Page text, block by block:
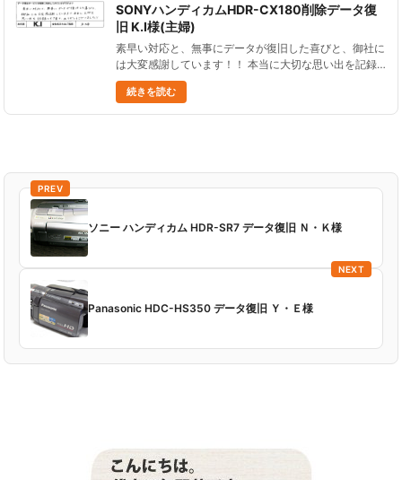
SONYハンディカムHDR-CX180削除データ復
旧 K.I様(主婦)
素早い対応と、無事にデータが復旧した喜びと、御社に
は大変感謝しています！！ 本当に大切な思い出を記録
して頂き、ありがとうございました！！ SONYハンディ
カムHDR-CX180削除データ復旧 K.I様(主婦) &nbsp......
続きを読む
PREV
ソニー ハンディカム HDR-SR7 データ復旧 Ｎ・Ｋ様
NEXT
Panasonic HDC-HS350 データ復旧 Ｙ・Ｅ様